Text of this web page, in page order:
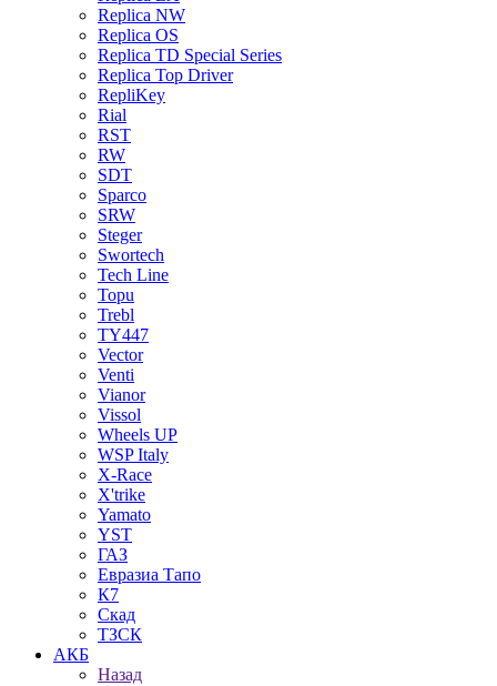
Replica NW
Replica OS
Replica TD Special Series
Replica Top Driver
RepliKey
Rial
RST
RW
SDT
Sparco
SRW
Steger
Swortech
Tech Line
Topu
Trebl
TY447
Vector
Venti
Vianor
Vissol
Wheels UP
WSP Italy
X-Race
X'trike
Yamato
YST
ГАЗ
Евразиа Тапо
К7
Скад
ТЗСК
АКБ
Назад